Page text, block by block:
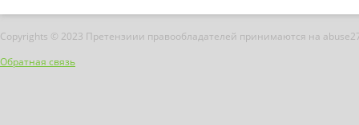
Copyrights © 2023 Претензиии правообладателей принимаются на
Обратная связь